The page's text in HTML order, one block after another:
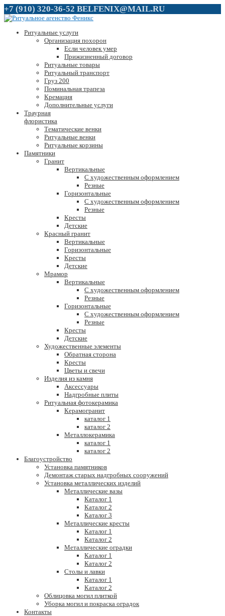
+7 (910) 320-36-52 BELFENIX@MAIL.RU
Ритуальные услуги
Организация похорон
Если человек умер
Прижизненный договор
Ритуальные товары
Ритуальный транспорт
Груз 200
Поминальная трапеза
Кремация
Дополнительные услуги
Траурная
флористика
Тематические венки
Ритуальные венки
Ритуальные корзины
Памятники
Гранит
Вертикальные
С художественным оформлением
Резные
Горизонтальные
С художественным оформлением
Резные
Кресты
Детские
Красный гранит
Вертикальные
Горизонтальные
Кресты
Детские
Мрамор
Вертикальные
С художественным оформлением
Резные
Горизонтальные
С художественным оформлением
Резные
Кресты
Детские
Художественные элементы
Обратная сторона
Кресты
Цветы и свечи
Изделия из камня
Аксессуары
Надгробные плиты
Ритуальная фотокерамика
Керамогранит
каталог 1
каталог 2
Металлокерамика
каталог 1
каталог 2
Благоустройство
Установка памятников
Демонтаж старых надгробных сооружений
Установка металлических изделий
Металлические вазы
Каталог 1
Каталог 2
Каталог 3
Металлические кресты
Каталог 1
Каталог 2
Металлические оградки
Каталог 1
Каталог 2
Столы и лавки
Каталог 1
Каталог 2
Облицовка могил плиткой
Уборка могил и покраска оградок
Контакты